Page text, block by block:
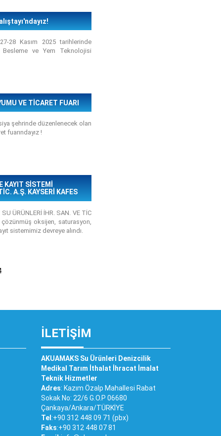
konusunda da bir sunum
28 Kasım 2025 tarihlerinde
Besleme ve Yem Teknolojisi
VE TİCARET FUARI
şehrinde düzenlenecek olan
fuarındayız !
KAYIT SİSTEMİ
A.Ş. KAYSERİ KAFES
ÜRÜNLERİ İHR. SAN. VE TİC
oksijen, saturasyon,
sistemimiz devreye alındı.
İLETIŞIM
AKUAMAKS Su Ürünleri Denizcilik
Medikal Tarım İthalat İhracat İmalat
Teknik Hizmetler
Adres: Kazım Özalp Mahallesi Rabat
Sokak No: 22/6 G.O.P 06680
Çankaya/Ankara/TÜRKİYE
Tel:+90 312 448 09 71 (pbx)
Faks:+90 312 448 07 81